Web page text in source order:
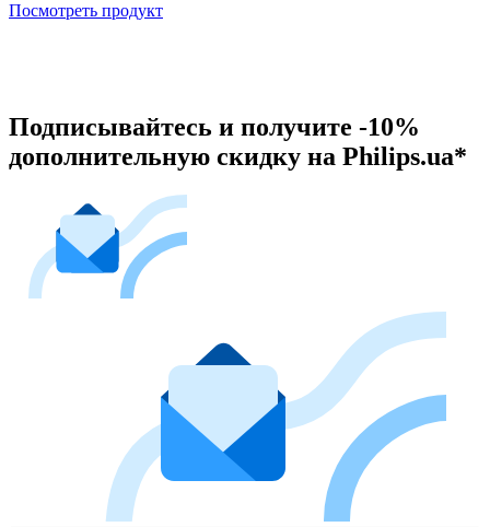
Посмотреть продукт
Подписывайтесь и получите -10%
дополнительную скидку на Philips.ua*